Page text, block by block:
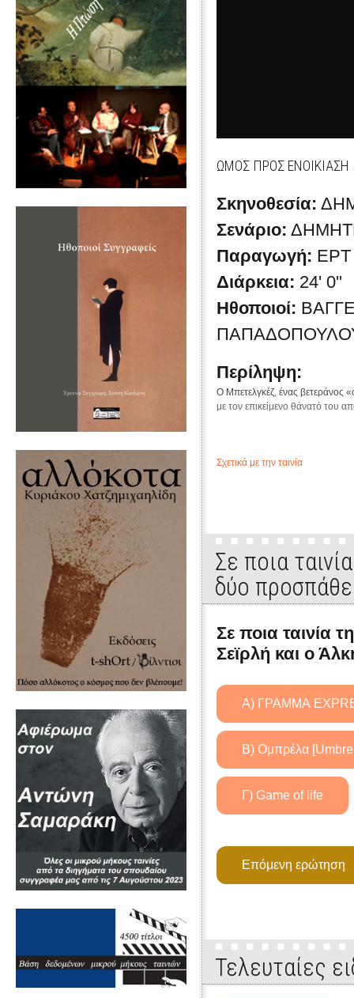
ΩΜΟΣ ΠΡΟΣ ΕΝΟΙΚΙΑΣΗ
Σκηνοθεσία:
Σενάριο:
Παραγωγή:
Διάρκεια: 24' 0''
Ηθοποιοί:
Περίληψη:
Ο Μπετελγκέζ, ένας βετεράνος
με τον επικείμενο θάνατό του
Σχετικά με την ταινία
Σε ποια
δύο
Σε ποια ταινία
Σεϊρλή και ο
Τελευταίες